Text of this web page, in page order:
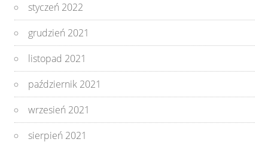
styczeń 2022
grudzień 2021
listopad 2021
październik 2021
wrzesień 2021
sierpień 2021